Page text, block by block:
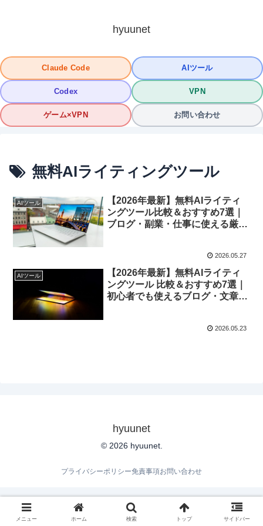
hyuunet
Claude Code AIツール
Codex VPN
ゲーム×VPN お問い合わせ
無料AIライティングツール
AIツール
【2026年最新】無料AIライティ
ングツール比較＆おすすめ7選｜
ブログ・副業・仕事に使える厳選
2026.05.27
AIツール
【2026年最新】無料AIライティ
ングツール 比較＆おすすめ7選｜
初心者でも使えるブログ・文章作
2026.05.23
hyuunet
© 2026 hyuunet.
プライバシーポリシー免責事項お問い合わせ
メニュー ホーム 検索 トップ サイドバー